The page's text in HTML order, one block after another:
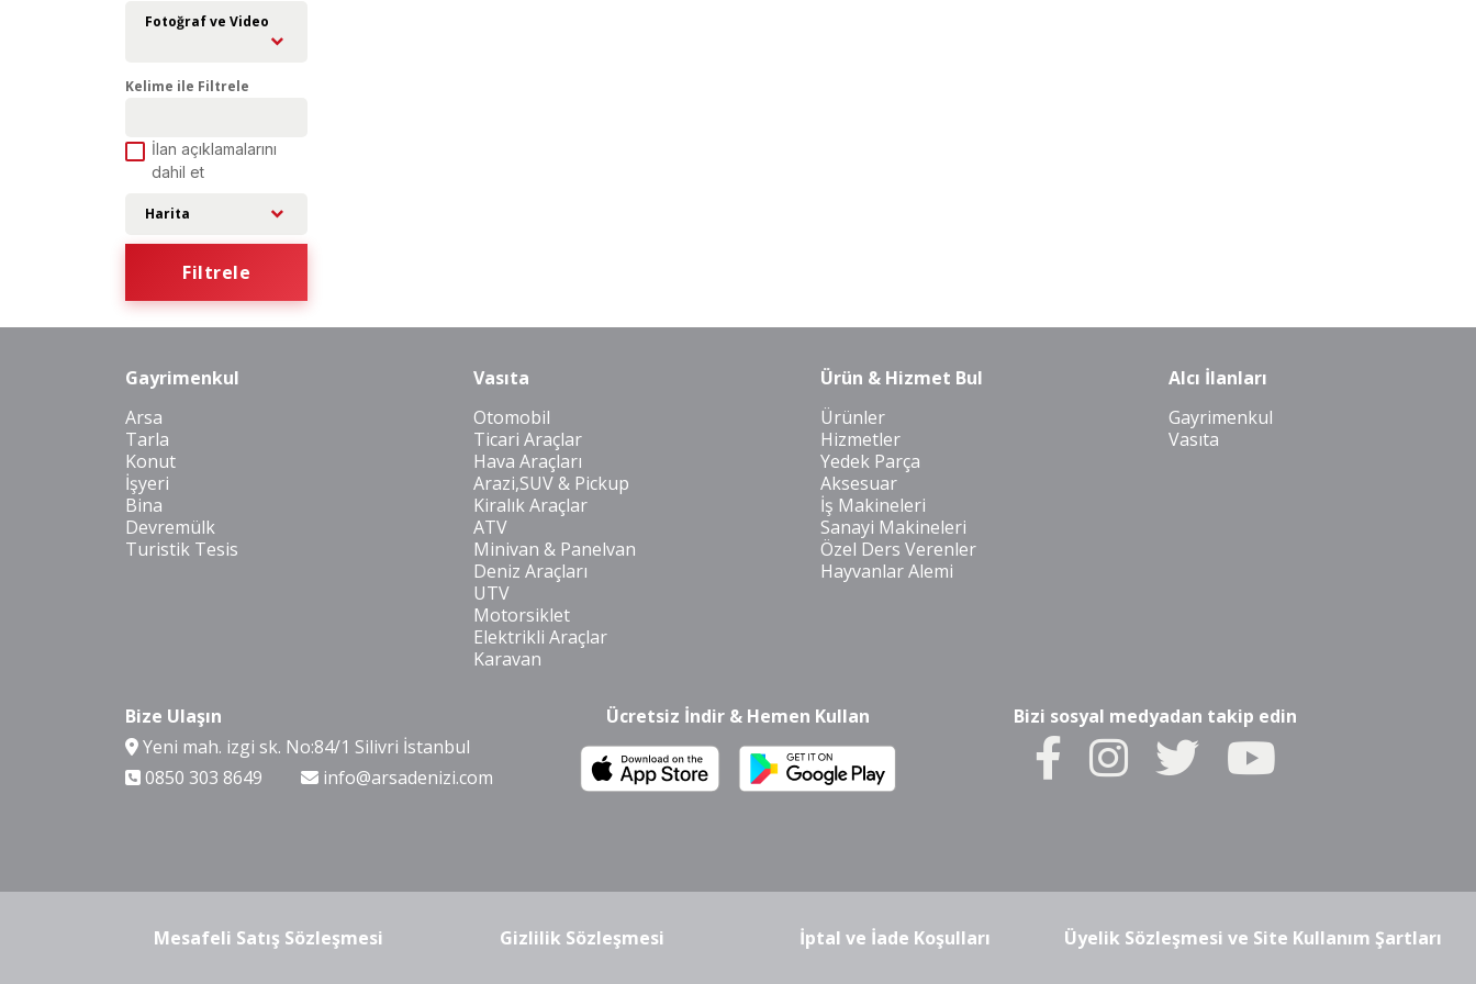
Fotoğraf ve Video
Kelime ile Filtrele
İlan açıklamalarını
dahil et
Harita
Filtrele
Gayrimenkul
Arsa
Tarla
Konut
İşyeri
Bina
Devremülk
Turistik Tesis
Vasıta
Otomobil
Ticari Araçlar
Hava Araçları
Arazi,SUV & Pickup
Kiralık Araçlar
ATV
Minivan & Panelvan
Deniz Araçları
UTV
Motorsiklet
Elektrikli Araçlar
Karavan
Ürün & Hizmet Bul
Ürünler
Hizmetler
Yedek Parça
Aksesuar
İş Makineleri
Sanayi Makineleri
Özel Ders Verenler
Hayvanlar Alemi
Alcı İlanları
Gayrimenkul
Vasıta
Bize Ulaşın
Yeni mah. izgi sk. No:84/1 Silivri İstanbul
0850 303 8649
info@arsadenizi.com
Ücretsiz İndir & Hemen Kullan Bizi sosyal medyadan takip edin
Mesafeli Satış Sözleşmesi Gizlilik Sözleşmesi İptal ve İade Koşulları Üyelik Sözleşmesi ve Site Kullanım Şartları